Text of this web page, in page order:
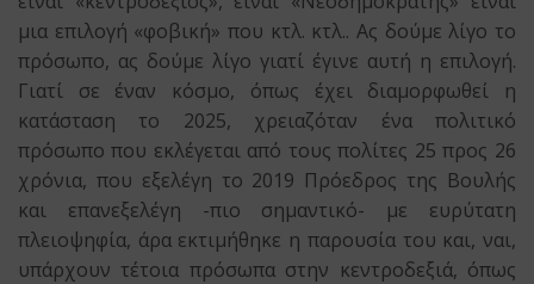
μια επιλογή «φοβική» που κτλ. κτλ.. Ας δούμε λίγο το
πρόσωπο, ας δούμε λίγο γιατί έγινε αυτή η επιλογή.
Γιατί σε έναν κόσμο, όπως έχει διαμορφωθεί η
κατάσταση το 2025, χρειαζόταν ένα πολιτικό
πρόσωπο που εκλέγεται από τους πολίτες 25 προς 26
χρόνια, που εξελέγη το 2019 Πρόεδρος της Βουλής
και επανεξελέγη -πιο σημαντικό- με ευρύτατη
πλειοψηφία, άρα εκτιμήθηκε η παρουσία του και, ναι,
υπάρχουν τέτοια πρόσωπα στην κεντροδεξιά, όπως